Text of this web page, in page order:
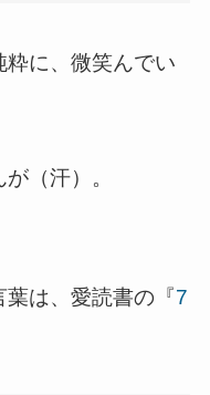
に、微笑んでい
（汗）。
葉は、愛読書の『7